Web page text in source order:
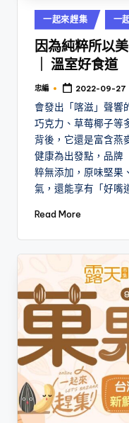
Posted
in
一起來趕集 一
因為純粹所以
｜ 溫室好食道
Posted
忠編 2022-09-27
會發出「喀滋」聲響
巧克力、草莓椰子等
背後，它還是富含燕
健康為出發點，品牌
粹無添加，原味堅果
氣，還能享有「好嘴
Read More